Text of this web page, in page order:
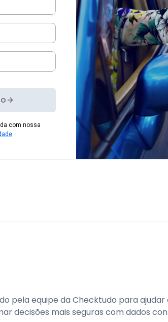
com nossa
pela equipe da Checktudo para ajudar
decisões mais seguras com dados